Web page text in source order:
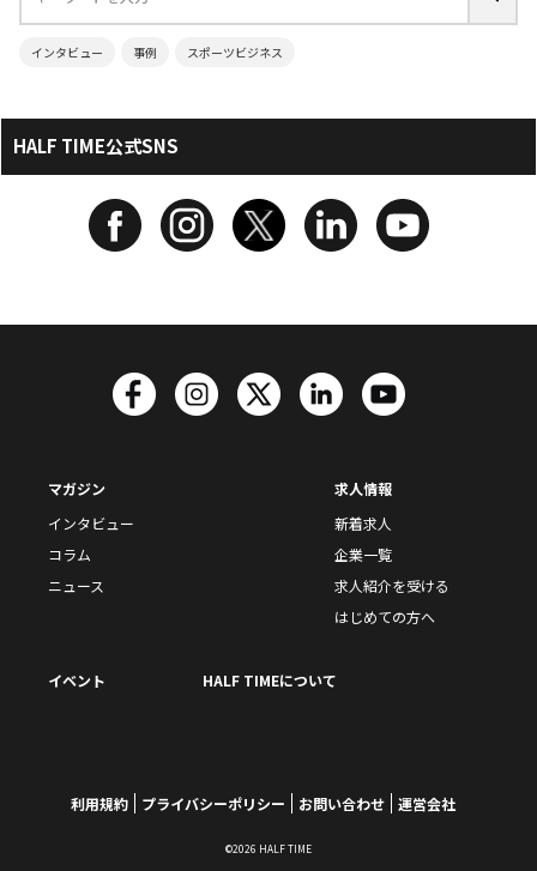
インタビュー 事例 スポーツビジネス
HALF TIME公式SNS
マガジン
インタビュー
コラム
ニュース
求人情報
新着求人
企業一覧
求人紹介を受ける
はじめての方へ
イベント HALF TIMEについて
利用規約 プライバシーポリシー お問い合わせ 運営会社
©2026 HALF TIME